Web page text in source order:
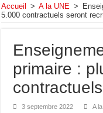
États-Unis : Donald Trump
Artémis II : les astronautes
Décès de Liamine Zeroual,
DISPARITION Ali
Accueil > A la UNE >
5.000 contractuels seront
primaire :
3 septembre 2022 A